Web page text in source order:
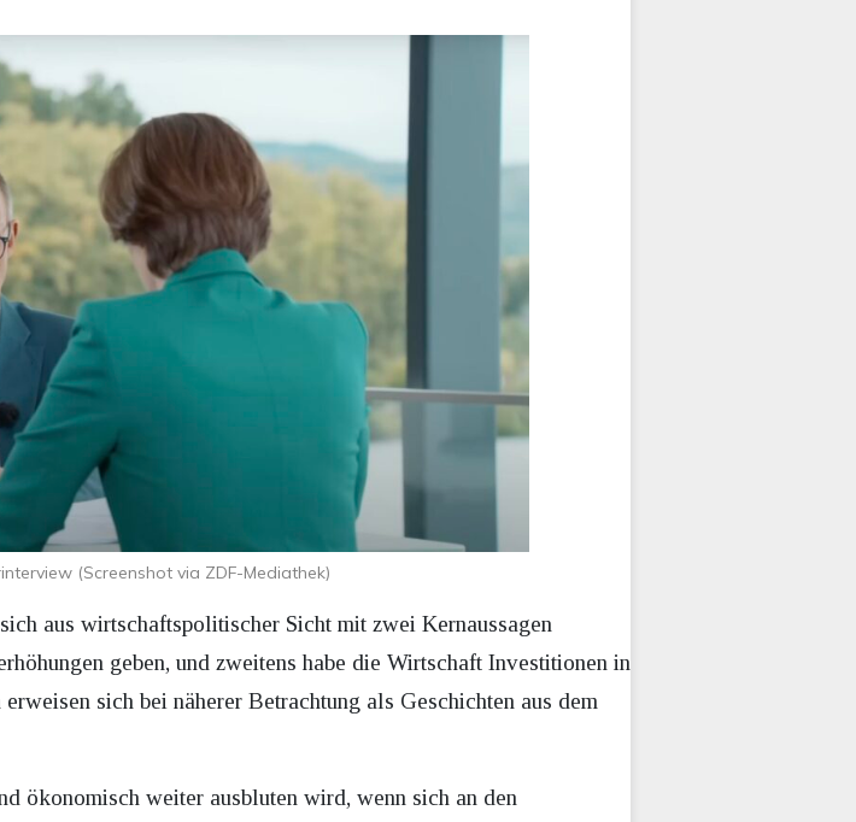
(Screenshot via ZDF-Mediathek)
aus wirtschaftspolitischer Sicht mit zwei Kernaussagen
geben, und zweitens habe die Wirtschaft Investitionen in
sich bei näherer Betrachtung als Geschichten aus dem
ökonomisch weiter ausbluten wird, wenn sich an den